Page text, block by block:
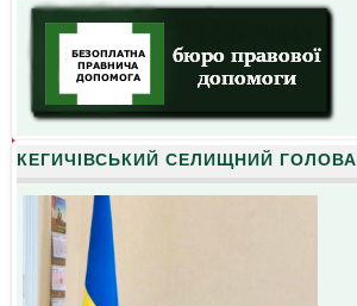
КЕГИЧІВСЬКИЙ СЕЛИЩНИЙ ГОЛОВА